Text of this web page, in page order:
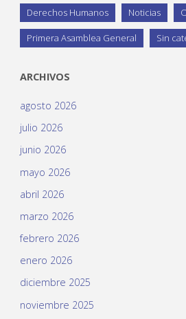
Derechos Humanos Noticias
Primera Asamblea General Sin
ARCHIVOS
agosto 2026
julio 2026
junio 2026
mayo 2026
abril 2026
marzo 2026
febrero 2026
enero 2026
diciembre 2025
noviembre 2025